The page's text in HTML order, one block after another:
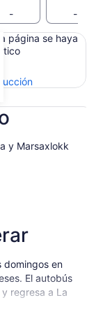
- -
página se haya
Se
en
pestaña
y Marsaxlokk
domingos en
El autobús
regresa a La